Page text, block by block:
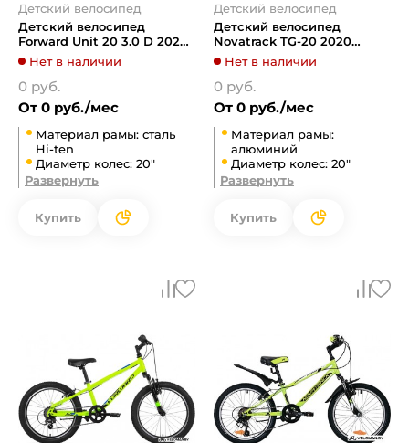
Детский велосипед
Детский велосипед
Forward Unit 20 3.0 D 2022
(черный/белый)
Нет в наличии
0 руб.
От 0 руб./мес
Материал рамы: сталь
Hi-ten
Диаметр колес: 20"
Развернуть
Купить
Детский велосипед
Детский велосипед
Novatrack TG-20 2020
20FATG6SV.RD0 (красный)
Нет в наличии
0 руб.
От 0 руб./мес
Материал рамы:
алюминий
Диаметр колес: 20"
Развернуть
Купить